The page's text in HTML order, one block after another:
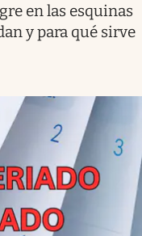
en las esquinas
y para qué sirve